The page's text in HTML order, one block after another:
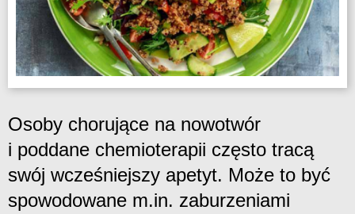
Osoby chorujące na nowotwór
i poddane chemioterapii często tracą
swój wcześniejszy apetyt. Może to być
spowodowane m.in. zaburzeniami